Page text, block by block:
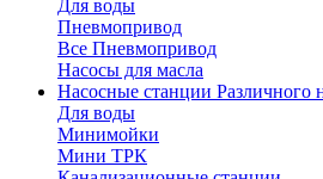
Для воды
Пневмопривод
Все Пневмопривод
Насосы для масла
Насосные станции Различного
Для воды
Минимойки
Мини ТРК